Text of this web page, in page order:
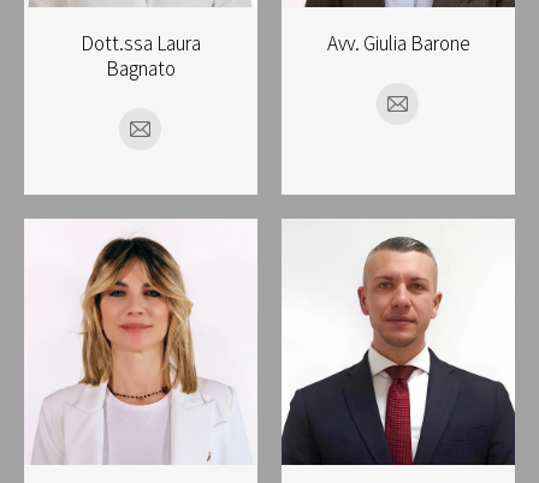
Dott.ssa Laura
Bagnato
E-
Avv. Giulia Barone
E-